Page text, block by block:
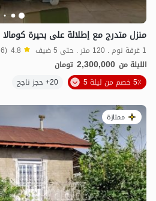
منزل متدرج مع إطلالة على بحيرة كومالا
1 غرفة نوم . 120 متر . حتى 5 ضيف 4.8 (26 تعليق)
الليلة من 2,300,000 تومان
5٪ خصم من ليلة 5
20+ حجز ناجح
ممتازة